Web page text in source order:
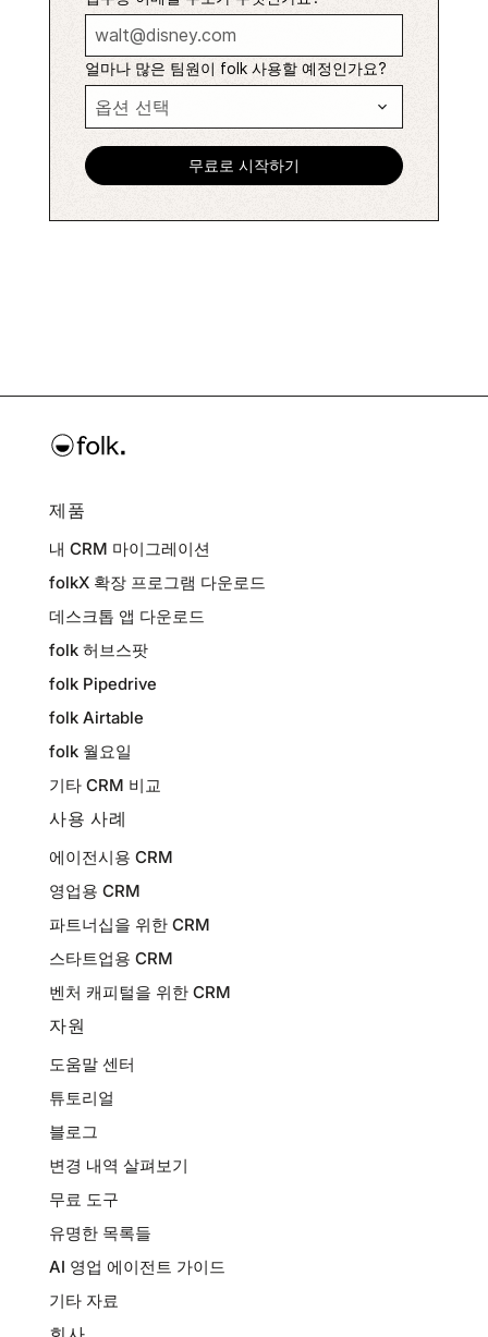
얼마나 많은 팀원이 folk 사용할 예정인가요?
제품
내 CRM 마이그레이션
folkX 확장 프로그램 다운로드
데스크톱 앱 다운로드
folk 허브스팟
folk Pipedrive
folk Airtable
folk 월요일
기타 CRM 비교
사용 사례
에이전시용 CRM
영업용 CRM
파트너십을 위한 CRM
스타트업용 CRM
벤처 캐피털을 위한 CRM
자원
도움말 센터
튜토리얼
블로그
변경 내역 살펴보기
무료 도구
유명한 목록들
AI 영업 에이전트 가이드
기타 자료